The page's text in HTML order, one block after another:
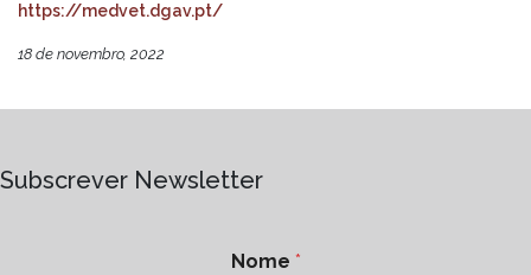
https://medvet.dgav.pt/
18 de novembro, 2022
Subscrever Newsletter
Nome *